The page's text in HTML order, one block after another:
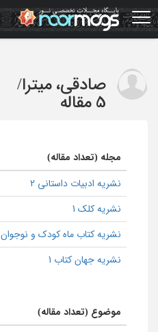
Skip
to
main
صادقی، میترا/
5 مقاله
مجله (تعداد مقاله)
نشریه ادبیات داستانی 2
نشریه کلک 1
نشریه کتاب ماه کودک و نوجوان 1
نشریه جهان کتاب 1
موضوع (تعداد مقاله)